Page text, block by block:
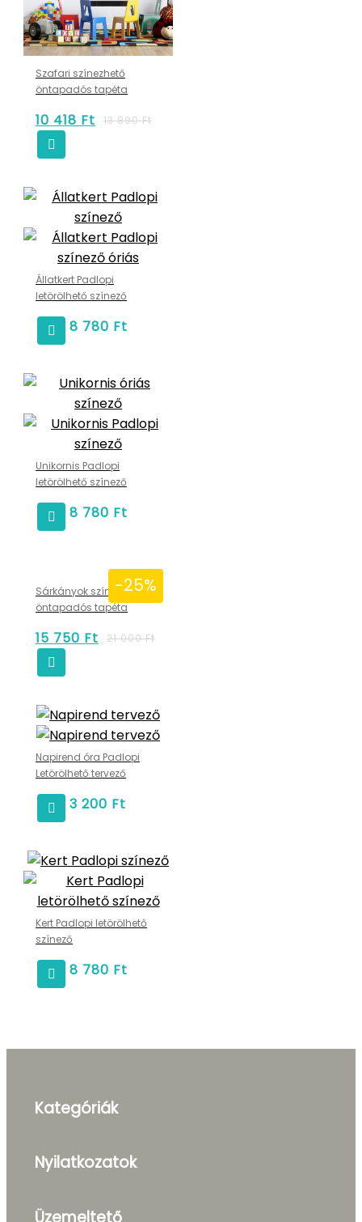
Szafari színezhető
öntapadós tapéta
13 890Ft
10 418 Ft
Állatkert Padlopi
letörölhető színező
8 780 Ft
Unikornis Padlopi
letörölhető színező
8 780 Ft
-25%
Sárkányok színezhető
öntapadós tapéta
21 000Ft
15 750 Ft
Napirend óra Padlopi
Letörölhető tervező
3 200 Ft
Kert Padlopi letörölhető
színező
8 780 Ft
Kategóriák
Nyilatkozatok
Üzemeltető